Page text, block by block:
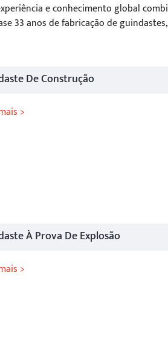
e conhecimento global
33 anos de fabricação de
De Construção
>
À Prova De Explosão
>